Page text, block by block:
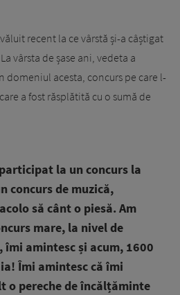
recent la ce vârstă și-a câștigat
vârsta de șase ani, vedeta a
domeniul acesta, concurs pe care l-
a fost răsplătită cu o sumă de
la un concurs la
concurs de muzică,
să cânt o piesă. Am
mare, la nivel de
amintesc și acum, 1600
Îmi amintesc că îmi
o pereche de încălțăminte